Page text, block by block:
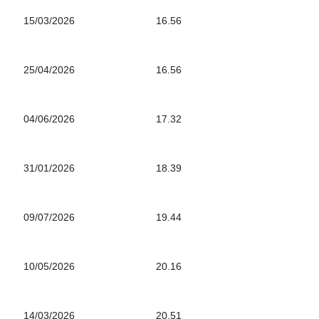
15/03/2026 16.56
25/04/2026 16.56
04/06/2026 17.32
31/01/2026 18.39
09/07/2026 19.44
10/05/2026 20.16
14/03/2026 20.51